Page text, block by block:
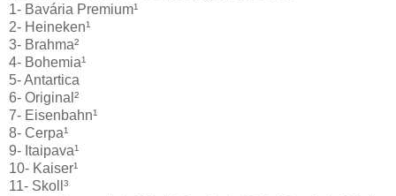
1- Bavária Premium¹
2- Heineken¹
3- Brahma²
4- Bohemia¹
5- Antartica
6- Original²
7- Eisenbahn¹
8- Cerpa¹
9- Itaipava¹
10- Kaiser¹
11- Skoll³